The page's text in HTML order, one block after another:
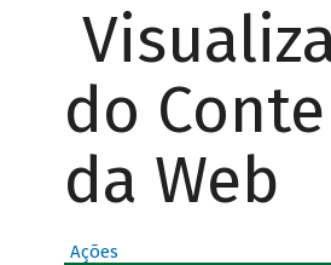
do
da Web
Ações